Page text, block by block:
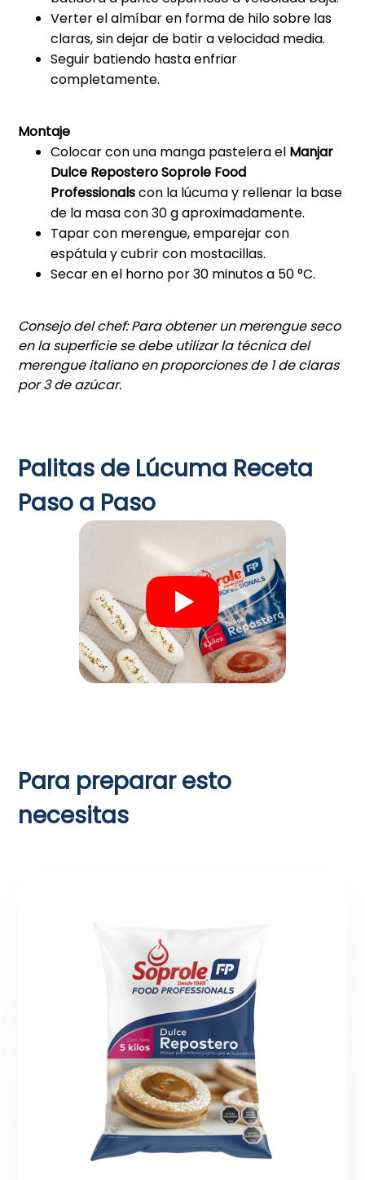
Verter el almíbar en forma de hilo sobre las
claras, sin dejar de batir a velocidad media.
Seguir batiendo hasta enfriar
completamente.
Montaje
Colocar con una manga pastelera el Manjar
Dulce Repostero Soprole Food
Professionalscon la lúcuma y rellenar la base
de la masa con 30 g aproximadamente.
Tapar con merengue, emparejar con
espátula y cubrir con mostacillas.
Secar en el horno por 30 minutos a 50 °C.
Consejo del chef: Para obtener un merengue seco
en la superficie se debe utilizar la técnica del
merengue italiano en proporciones de 1 de claras
por 3 de azúcar.
Palitas de Lúcuma Receta
Paso a Paso
Para preparar esto
necesitas